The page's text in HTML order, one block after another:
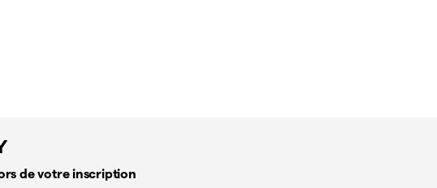
de votre inscription